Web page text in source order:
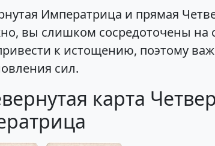
Императрица и прямая
вы слишком сосредоточены на
к истощению, поэтому
сил.
карта